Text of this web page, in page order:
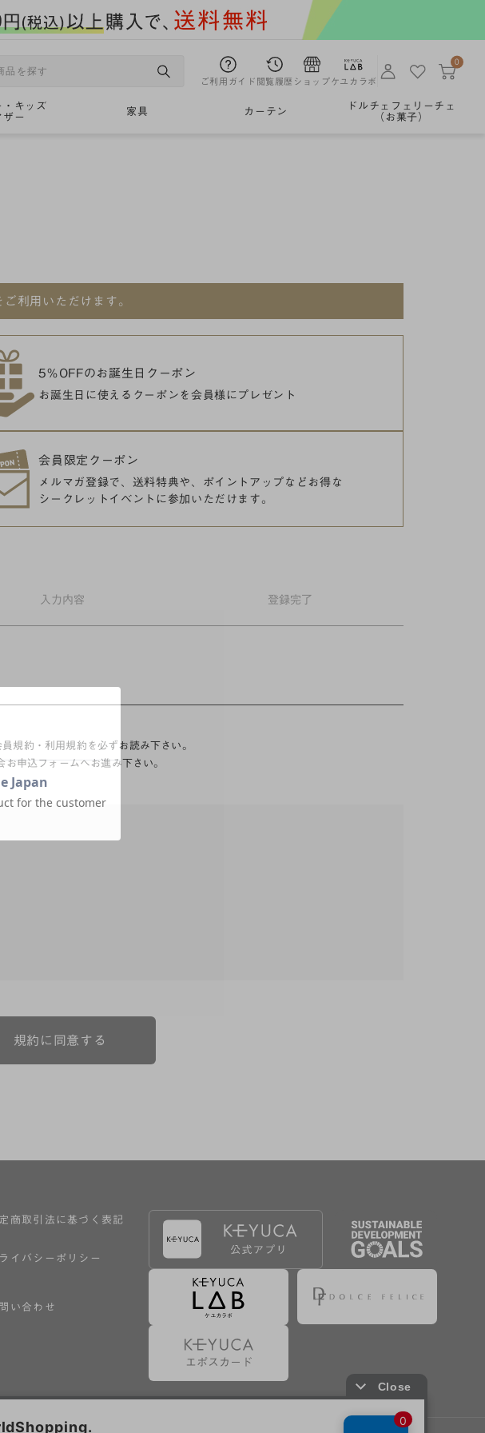
ご利用ガイド 閲覧履歴 ショップケユカラボ
0
・キッズ
ザー
家具 カーテン
ドルチェフェリーチェ
（お菓子）
利用いただけます。
5％OFFのお誕生日クーポン
お誕生日に使えるクーポンを 会員様にプレゼント
会員限定クーポン
メルマガ登録で、送料特典や、
ポイントアップなどお得な
シークレットイベントに参加いただけます。
入力 内容 登録完了
規約・利用規約を必ずお読み下さい。
申込フォームへお進み下さい。
、個別規定の定めが優先されるものとします。
する方法に従って提出することで登録することが出来ます。
が合理的な理由に基づき判断した場合は、弊社は、その登録を取り消す
の登録を拒否し、または事前に通知することなく一旦なされた登録を取
規約に同意する
商取引法に基づく表記
イバシーポリシー
い合わせ